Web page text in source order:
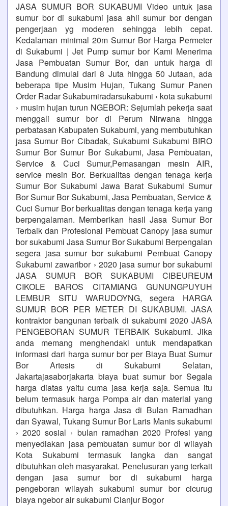
JASA SUMUR BOR SUKABUMI Video untuk jasa
sumur bor di sukabumi jasa ahli sumur bor dengan
pengerjaan yg moderen sehingga lebih cepat.
Kedalaman minimal 20m Sumur Bor Harga Permeter
di Sukabumi | Jet Pump sumur bor Kami Menerima
Jasa Pembuatan Sumur Bor, dan untuk harga di
Bandung dimulai dari 8 Juta hingga 50 Jutaan, ada
beberapa tipe Musim Hujan, Tukang Sumur Panen
Order Radar Sukabumiradarsukabumi › kota sukabumi
› musim hujan turun NGEBOR: Sejumlah pekerja saat
menggali sumur bor di Perum Nirwana hingga
perbatasan Kabupaten Sukabumi, yang membutuhkan
jasa Sumur Bor Cibadak, Sukabumi Sukabumi BIRO
Sumur Bor Sumur Bor Sukabumi, Jasa Pembuatan,
Service & Cuci Sumur,Pemasangan mesin AIR,
service mesin Bor. Berkualitas dengan tenaga kerja
Sumur Bor Sukabumi Jawa Barat Sukabumi Sumur
Bor Sumur Bor Sukabumi, Jasa Pembuatan, Service &
Cuci Sumur Bor berkualitas dengan tenaga kerja yang
berpengalaman. Memberikan hasil Jasa Sumur Bor
Terbaik dan Profesional Pembuat Canopy jasa sumur
bor sukabumi Jasa Sumur Bor Sukabumi Berpengalan
segera jasa sumur bor sukabumi Pembuat Canopy
Sukabumi zawaribor › 2020 jasa sumur bor sukabumi
JASA SUMUR BOR SUKABUMI CIBEUREUM
CIKOLE BAROS CITAMIANG GUNUNGPUYUH
LEMBUR SITU WARUDOYNG, segera HARGA
SUMUR BOR PER METER DI SUKABUMI. JASA
kontraktor bangunan terbaik di sukabumi 2020 JASA
PENGEBORAN SUMUR TERBAIK Sukabumi. Jika
anda memang menghendaki untuk mendapatkan
informasi dari harga sumur bor per Biaya Buat Sumur
Bor Artesis di Sukabumi Selatan,
Jakartajasaborjakarta biaya buat sumur bor Segala
harga diatas yaitu cuma jasa kerja saja. Semua itu
belum termasuk harga Pompa air dan material yang
dibutuhkan. Harga harga Jasa di Bulan Ramadhan
dan Syawal, Tukang Sumur Bor Laris Manis sukabumi
› 2020 sosial › bulan ramadhan 2020 Profesi yang
menyediakan jasa pembuatan sumur bor di wilayah
Kota Sukabumi termasuk langka dan sangat
dibutuhkan oleh masyarakat. Penelusuran yang terkait
dengan jasa sumur bor di sukabumi harga
pengeboran wilayah sukabumi sumur bor cicurug
biaya ngebor air sukabumi Cianjur Bogor